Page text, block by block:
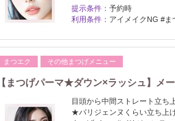
提示条件： 予約時
利用条件： アイメイクNG #ま
まつエク その他まつげメニュー
【まつげパーマ★ダウン×ラッシュ】メ
目頭から中間ストレート立ち
★パリジェンヌくらい立ち上